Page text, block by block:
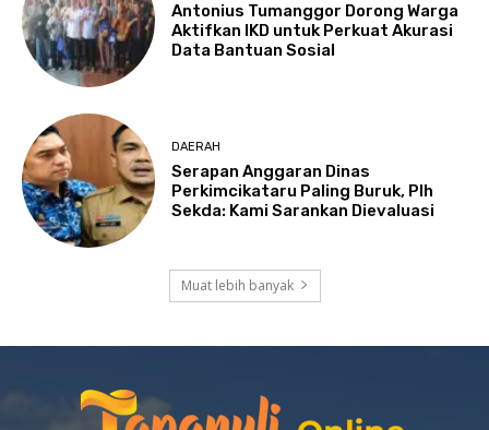
Antonius Tumanggor Dorong Warga
Aktifkan IKD untuk Perkuat Akurasi
Data Bantuan Sosial
DAERAH
Serapan Anggaran Dinas
Perkimcikataru Paling Buruk, Plh
Sekda: Kami Sarankan Dievaluasi
Muat lebih banyak